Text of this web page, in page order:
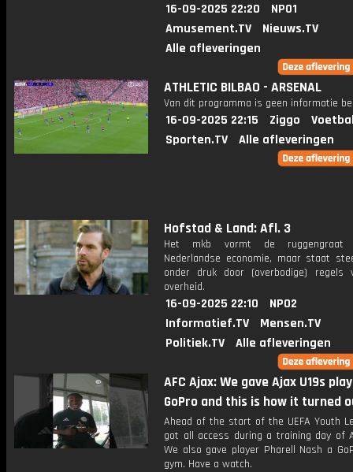
16-09-2025 22:20
NPO1
Amusement.TV
Nieuws.TV
Alle afleveringen
ATHLETIC BILBAO - ARSENAL
Van dit programma is geen informatie
16-09-2025 22:15 Ziggo
Sporten.TV
Alle afleveringen
Hofstad & Land: Afl. 3
Het mkb vormt de
Nederlandse economie, maar staat
onder druk door (overbodige) regels
overheid.
16-09-2025 22:10
NPO2
Informatief.TV
Mensen.TV
Politiek.TV
Alle afleveringen
AFC Ajax: We gave Ajax U19s
GoPro and this is how it
Ahead of the start of the UEFA Youth
got all access during a training day of
We also gave player Pharell Nash a
gym. Have a watch.